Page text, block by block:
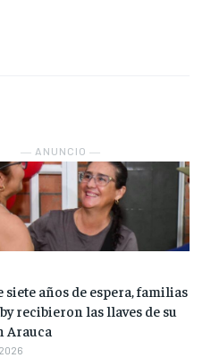
― ANUNCIO ―
siete años de espera, familias
recibieron las llaves de su
Arauca